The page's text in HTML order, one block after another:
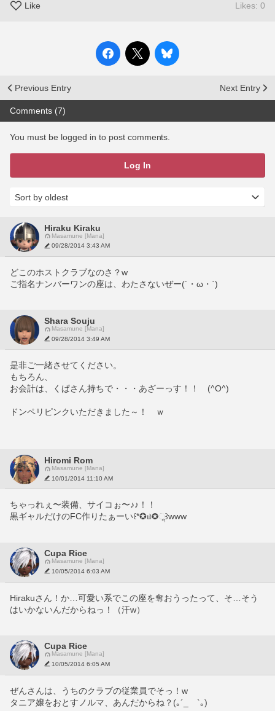
Like Likes: 0
Previous Entry Next Entry
Comments (7)
You must be logged in to post comments.
Log In
Hiraku Kiraku
Masamune [Mana]
09/28/2014 3:43 AM
どこのホストクラブなのさ？w
ご指名ナンバーワンの座は、わたさないぜー(´・ω・`)
Shara Souju
Masamune [Mana]
09/28/2014 3:49 AM
是非ご一緒させてください。
もちろん、
お会計は、くぱさん持ちで・・・あざーっす！！　(^O^)
ドンペリピンクいただきました～！　ｗ
Hiromi Rom
Masamune [Mana]
10/01/2014 11:10 AM
ちゃっれぇ〜装備、サイコぉ〜♪♪！！
黒ギャルだけのFC作りたぁーい꒰*✪௰✪ૢ꒱www
Cupa Rice
Masamune [Mana]
10/05/2014 6:03 AM
Hirakuさん！か…可愛い系でこの座を奪おうったって、そ…そう
はいかないんだからねっ！（汗w）
Cupa Rice
Masamune [Mana]
10/05/2014 6:05 AM
ぜんさんは、うちのクラブの従業員でそっ！w
タニア嬢をおとすノルマ、あんだからね？(｡´_ゝ`｡)